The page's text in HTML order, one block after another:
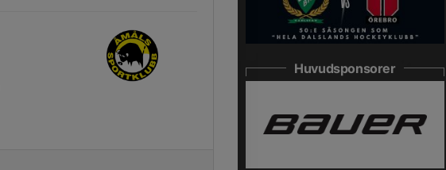
Huvudsponsorer